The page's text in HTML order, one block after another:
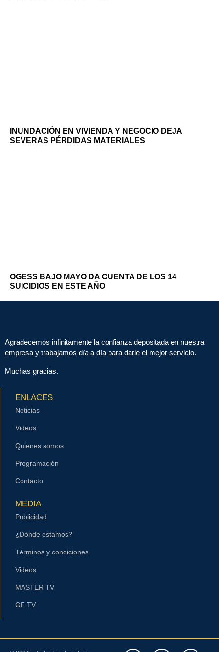
INUNDACIÓN EN VIVIENDA Y NEGOCIO DEJA
SEVERAS PÉRDIDAS MATERIALES
OGESS BAJO MAYO DA CUENTA DE LOS 14
SUICIDIOS EN ESTE AÑO
Agradecemos infinitamente la confianza depositada en nuestra
empresa y trabajamos día a día para darle el mejor servicio.
Muchas gracias.
ENLACES
Noticias
Videos
Quienes somos
Programación
Contacto
MEDIA
Publicidad
¿Dónde estamos?
Términos y condiciones
Videos
MASTER TV
GF TV